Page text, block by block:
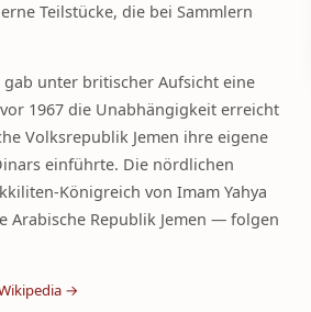
Teilstücke, die bei Sammlern
unter britischer Aufsicht eine
1967 die Unabhängigkeit erreicht
Volksrepublik Jemen ihre eigene
einführte. Die nördlichen
Königreich von Imam Yahya
Arabische Republik Jemen — folgen
→